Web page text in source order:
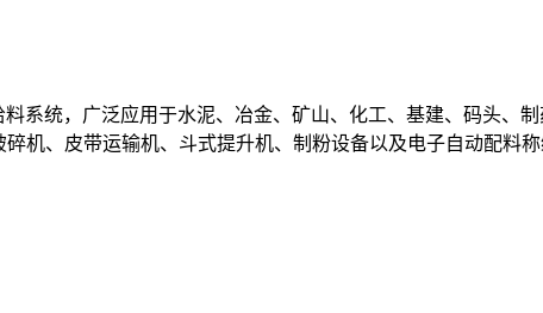
系统，广泛应用于水泥、冶金、矿山、化工、基建、码头、
机、皮带运输机、斗式提升机、制粉设备以及电子自动配料